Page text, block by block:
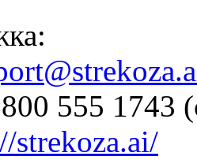
555
strekoza.ai/